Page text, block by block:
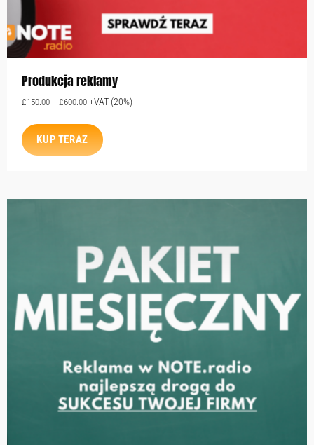
Produkcja reklamy
£150.00 – £600.00 +VAT (20%)
KUP TERAZ